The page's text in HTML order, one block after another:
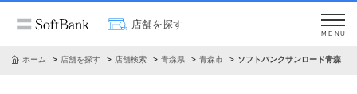
店舗を探す
MENU
ホーム 店舗を探す 店舗検索 青森県 青森市 ソフトバンクサンロード青森